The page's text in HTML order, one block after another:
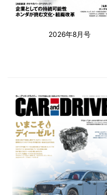
2026年8月号